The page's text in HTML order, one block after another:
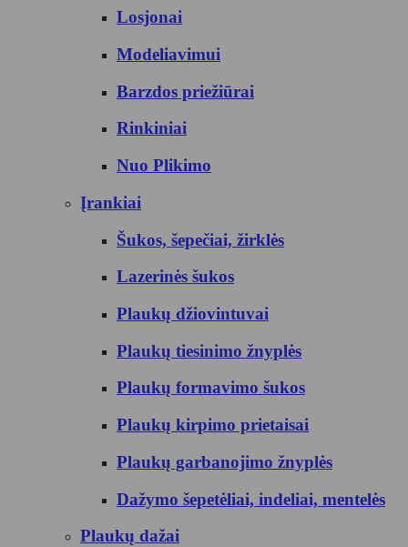
Losjonai
Modeliavimui
Barzdos priežiūrai
Rinkiniai
Nuo Plikimo
Įrankiai
Šukos, šepečiai, žirklės
Lazerinės šukos
Plaukų džiovintuvai
Plaukų tiesinimo žnyplės
Plaukų formavimo šukos
Plaukų kirpimo prietaisai
Plaukų garbanojimo žnyplės
Dažymo šepetėliai, indeliai, mentelės
Plaukų dažai